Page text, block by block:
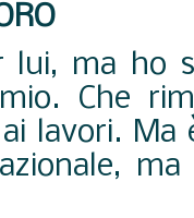
lui, ma ho
Che
lavori. Ma